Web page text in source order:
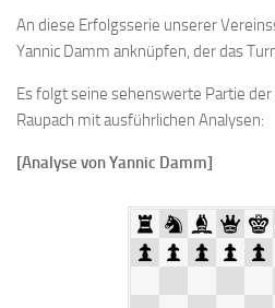
Jugendschach
Schach online
1.Online Schachturnierserie
Termine
An diese Erfolgsserie unserer
Yannic Damm anknüpfen, der das
Es folgt seine sehenswerte Partie
Raupach mit ausführlichen Analysen:
[Analyse von Yannic Damm]